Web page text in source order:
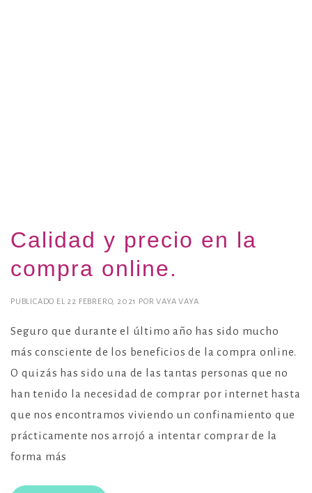
Calidad y precio en la
compra online.
PUBLICADO EL 22 FEBRERO, 2021 PORVAYA VAYA
Seguro que durante el último año has sido mucho
más consciente de los beneficios de la compra online.
O quizás has sido una de las tantas personas que no
han tenido la necesidad de comprar por internet hasta
que nos encontramos viviendo un confinamiento que
prácticamente nos arrojó a intentar comprar de la
forma más